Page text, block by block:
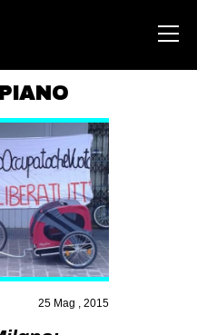
25 Mag , 2015